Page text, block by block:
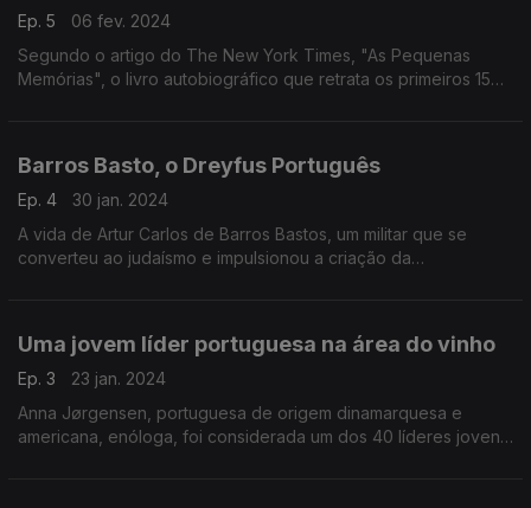
Ep. 5
06 fev. 2024
Segundo o artigo do The New York Times, "As Pequenas
Memórias", o livro autobiográfico que retrata os primeiros 15
Barros Basto, o Dreyfus Português
Ep. 4
30 jan. 2024
A vida de Artur Carlos de Barros Bastos, um militar que se
converteu ao judaísmo e impulsionou a criação da
Uma jovem líder portuguesa na área do vinho
Ep. 3
23 jan. 2024
Anna Jørgensen, portuguesa de origem dinamarquesa e
americana, enóloga, foi considerada um dos 40 líderes jovens